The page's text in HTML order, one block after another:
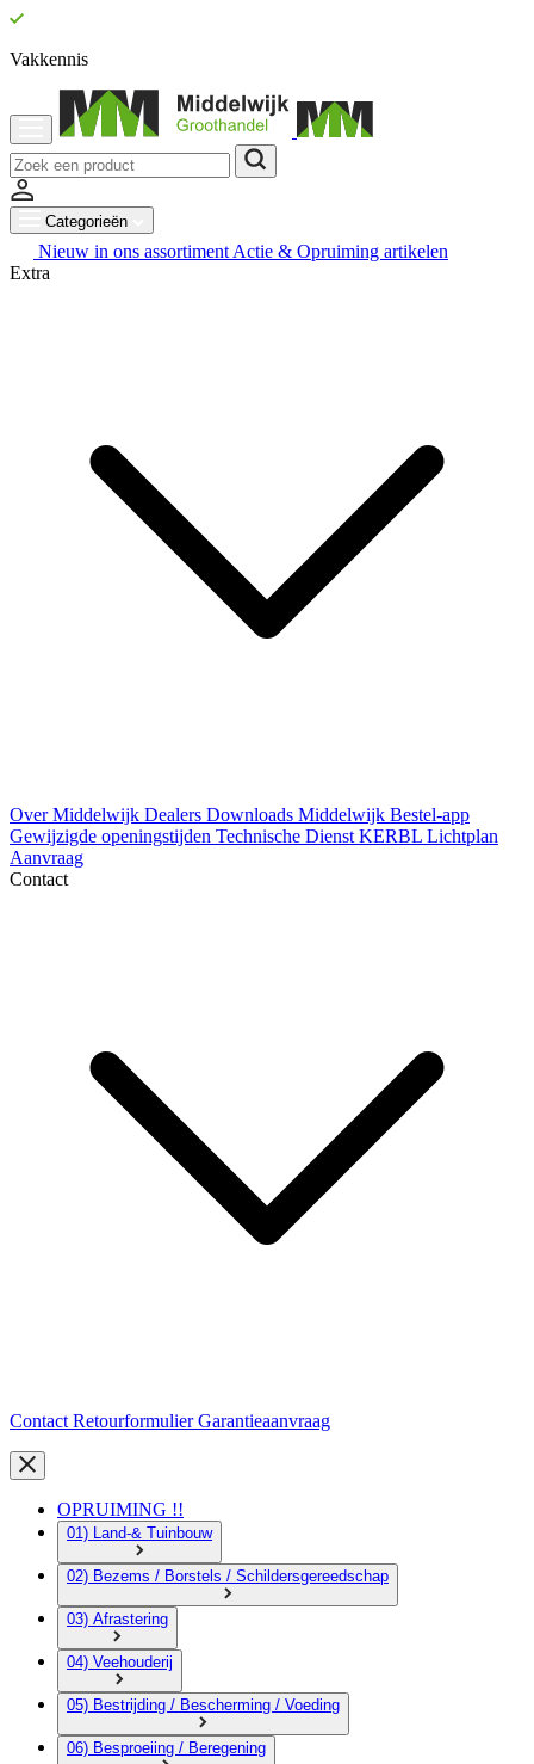
Vakkennis
Categorieën
Nieuw in ons assortiment Actie & Opruiming artikelen
Extra
Over Middelwijk Dealers Downloads Middelwijk Bestel-app
Gewijzigde openingstijden Technische Dienst KERBL Lichtplan
Aanvraag
Contact
Contact RetourformulierGarantieaanvraag
OPRUIMING !!
01) Land-& Tuinbouw
02) Bezems / Borstels / Schildersgereedschap
03) Afrastering
04) Veehouderij
05) Bestrijding / Bescherming / Voeding
06) Besproeiing / Beregening